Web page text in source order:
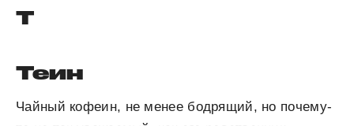
Т
Теин
Чайный кофеин, не менее бодрящий, но почему-